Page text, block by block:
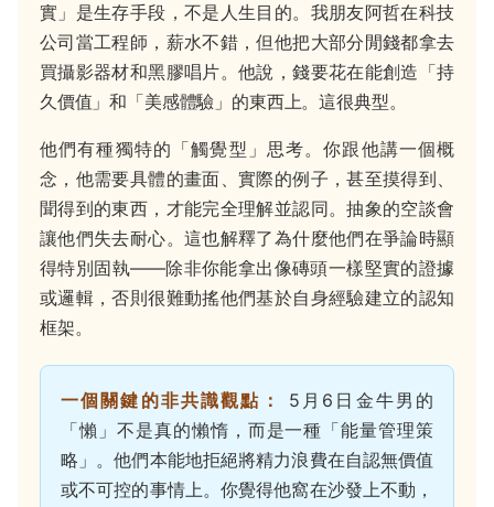
實」是生存手段，不是人生目的。我朋友阿哲在科技
公司當工程師，薪水不錯，但他把大部分閒錢都拿去
買攝影器材和黑膠唱片。他說，錢要花在能創造「持
久價值」和「美感體驗」的東西上。這很典型。
他們有種獨特的「觸覺型」思考。你跟他講一個概
念，他需要具體的畫面、實際的例子，甚至摸得到、
聞得到的東西，才能完全理解並認同。抽象的空談會
讓他們失去耐心。這也解釋了為什麼他們在爭論時顯
得特別固執——除非你能拿出像磚頭一樣堅實的證據
或邏輯，否則很難動搖他們基於自身經驗建立的認知
框架。
一個關鍵的非共識觀點：
5月6日金牛男的
「懶」不是真的懶惰，而是一種「能量管理策
略」。他們本能地拒絕將精力浪費在自認無價值
或不可控的事情上。你覺得他窩在沙發上不動，